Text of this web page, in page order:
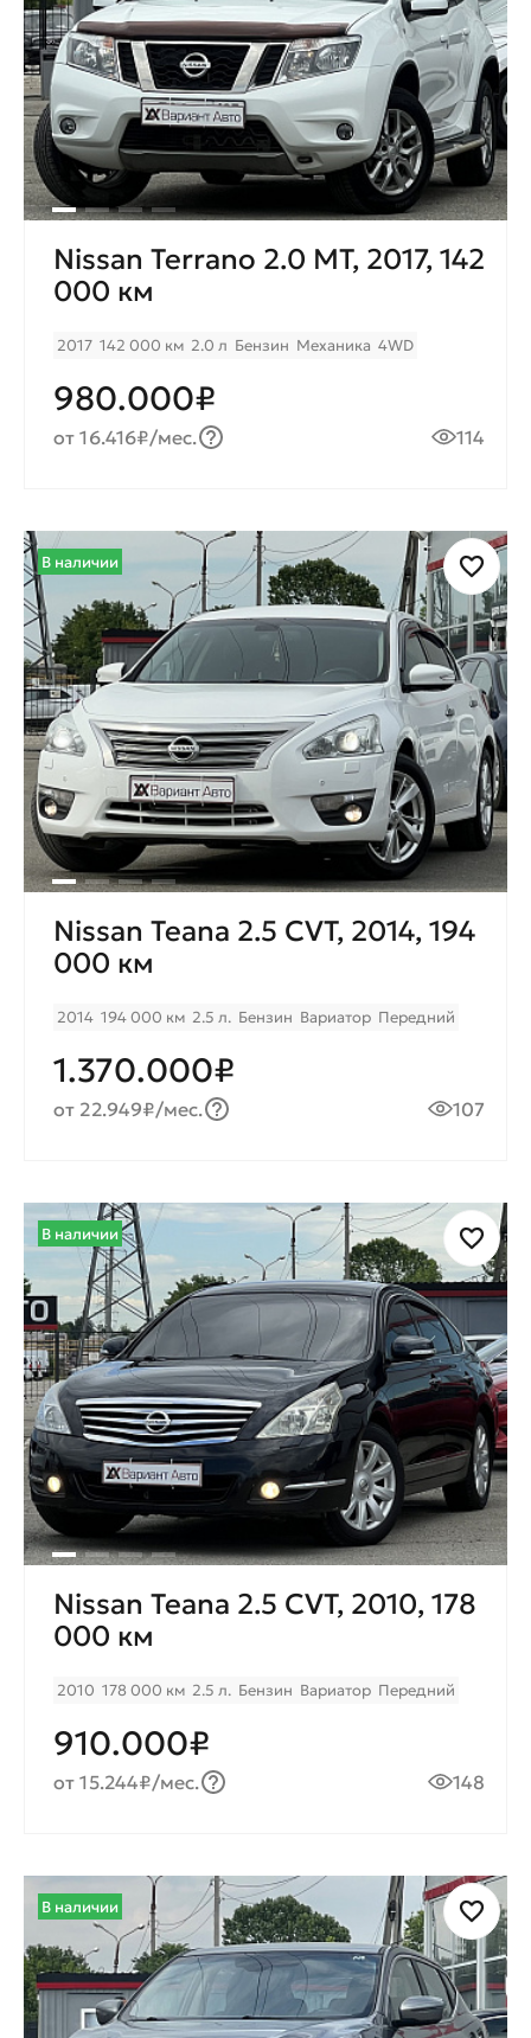
Nissan Terrano 2.0 MT, 2017, 142
000 км
2017 142 000 км 2.0 л Бензин Механика 4WD
980.000₽
от 16.416₽/мес. 114
В наличии
Nissan Teana 2.5 CVT, 2014, 194
000 км
2014 194 000 км 2.5 л. Бензин Вариатор Передний
1.370.000₽
от 22.949₽/мес. 107
В наличии
Nissan Teana 2.5 CVT, 2010, 178
000 км
2010 178 000 км 2.5 л. Бензин Вариатор Передний
910.000₽
от 15.244₽/мес. 148
В наличии